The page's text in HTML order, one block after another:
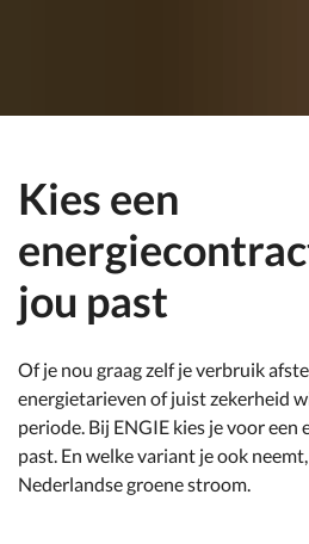
Kies een
jou past
Of je nou graag zelf je verbruik
energietarieven of juist zekerheid
periode. Bij ENGIE kies je voor
past. En welke variant je ook
Nederlandse groene stroom.